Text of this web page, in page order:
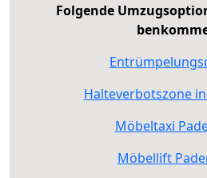
Folgende
Halteverbotszone
Möbeltaxi
Möbellift